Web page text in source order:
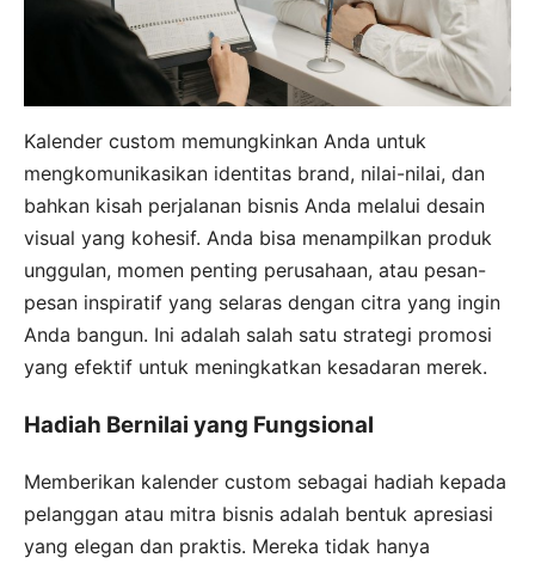
Kalender custom memungkinkan Anda untuk
mengkomunikasikan identitas brand, nilai-nilai, dan
bahkan kisah perjalanan bisnis Anda melalui desain
visual yang kohesif. Anda bisa menampilkan produk
unggulan, momen penting perusahaan, atau pesan-
pesan inspiratif yang selaras dengan citra yang ingin
Anda bangun. Ini adalah salah satu strategi promosi
yang efektif untuk meningkatkan kesadaran merek.
Hadiah Bernilai yang Fungsional
Memberikan kalender custom sebagai hadiah kepada
pelanggan atau mitra bisnis adalah bentuk apresiasi
yang elegan dan praktis. Mereka tidak hanya